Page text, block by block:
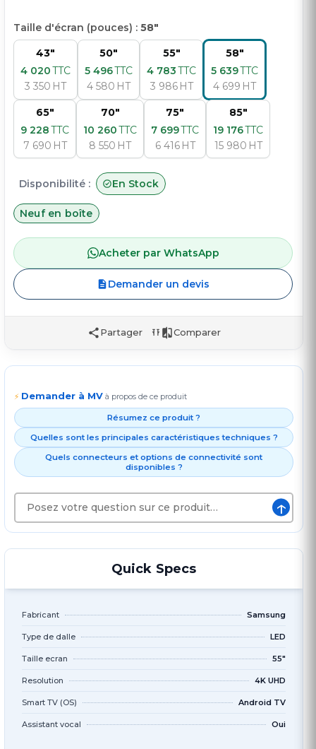
Taille d'écran (pouces) : 58"
43"
4 020TTC
3 350 HT
50"
5 496TTC
4 580 HT
55"
4 783TTC
3 986 HT
58"
5 639TTC
4 699 HT
65"
9 228TTC
7 690 HT
70"
10 260TTC
8 550 HT
75"
7 699TTC
6 416 HT
85"
19 176TTC
15 980 HT
Disponibilité : En Stock
Neuf en boîte
Acheter par WhatsApp
Demander un devis
Partager Comparer
⚡ Demander à MV à propos de ce produit
Résumez ce produit ?
Quelles sont les principales caractéristiques techniques ?
Quels connecteurs et options de connectivité sont
disponibles ?
↑
Quick Specs
Fabricant Samsung
Type de dalle LED
Taille ecran 55"
Resolution 4K UHD
Smart TV (OS) Android TV
Assistant vocal Oui